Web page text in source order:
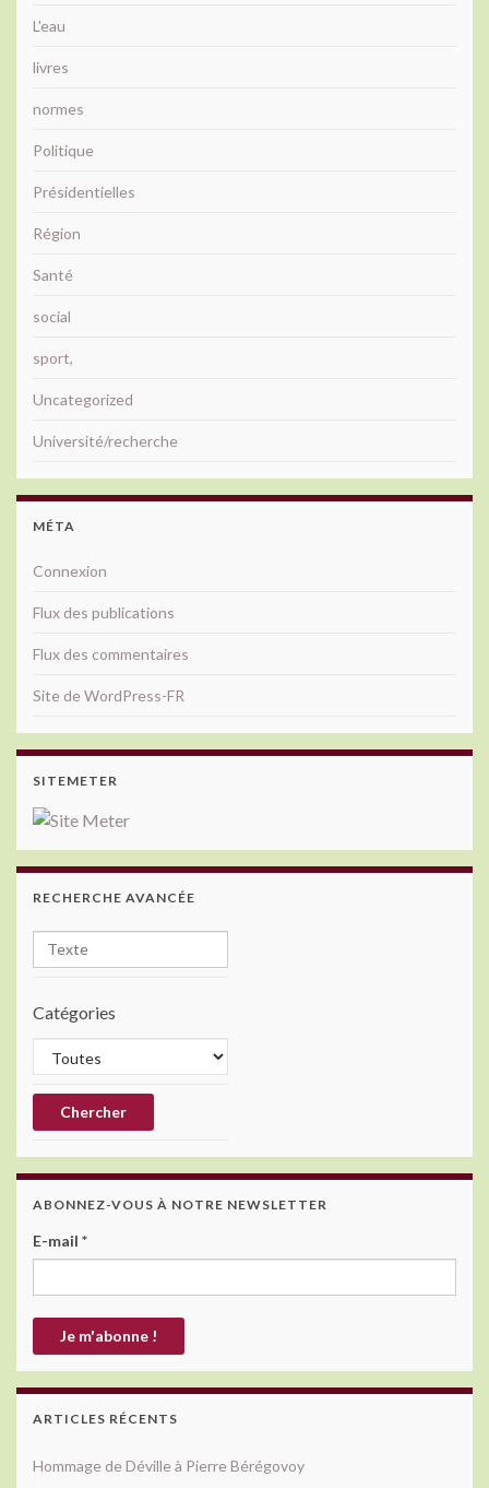
L'eau
livres
normes
Politique
Présidentielles
Région
Santé
social
sport,
Uncategorized
Université/recherche
MÉTA
Connexion
Flux des publications
Flux des commentaires
Site de WordPress-FR
SITEMETER
RECHERCHE AVANCÉE
Catégories
ABONNEZ-VOUS À NOTRE NEWSLETTER
E-mail *
ARTICLES RÉCENTS
Hommage de Déville à Pierre Bérégovoy